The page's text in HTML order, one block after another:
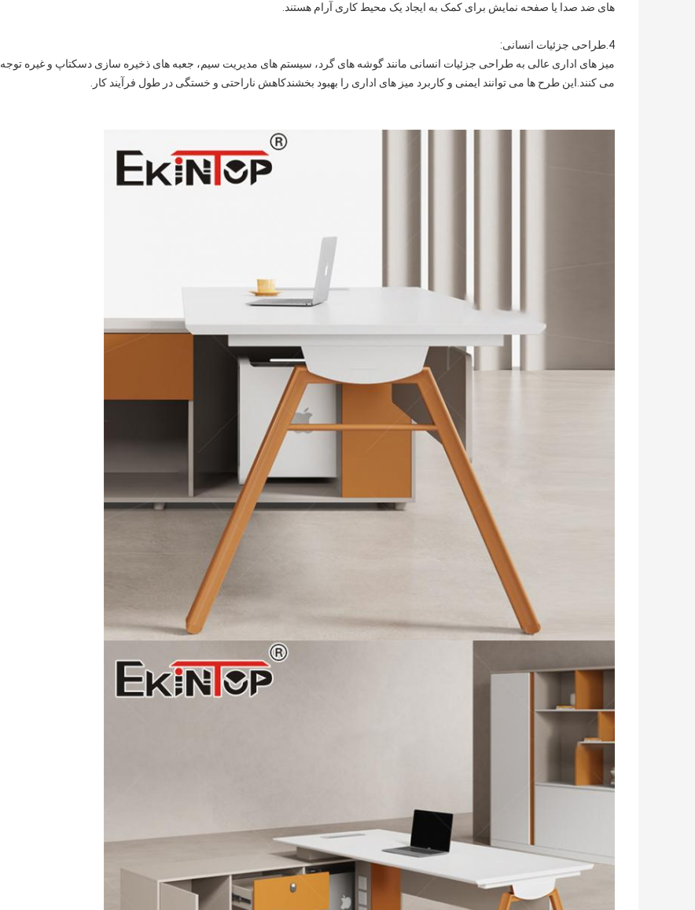
های ضد صدا یا صفحه نمایش برای کمک به ایجاد یک محیط کاری آرام هستند.
4. طراحی جزئیات انسانی:
میز های اداری عالی به طراحی جزئیات انسانی مانند گوشه های گرد، سیستم های مدیریت سیم، جعبه های ذخیره سازی دسکتاپ و غیره توجه
می کنند.این طرح ها می توانند ایمنی و کاربرد میز های اداری را بهبود بخشندکاهش ناراحتی و خستگی در طول فرآیند کار.